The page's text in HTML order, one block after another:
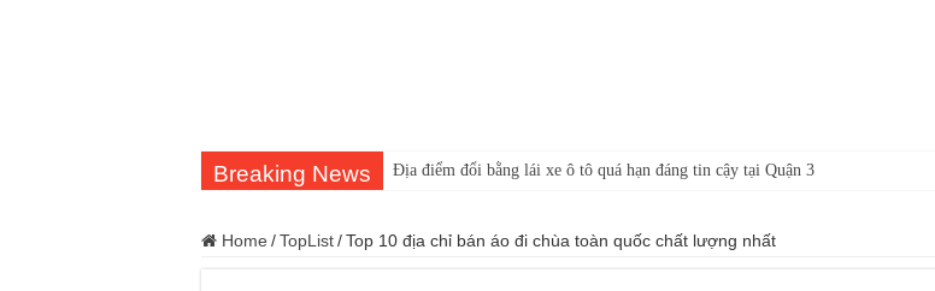
Breaking News Địa điểm đổi bằng lái xe ô tô quá hạn đáng tin cậy tại Quận 3
Home /TopList/Top 10 địa chỉ bán áo đi chùa toàn quốc chất lượng nhất